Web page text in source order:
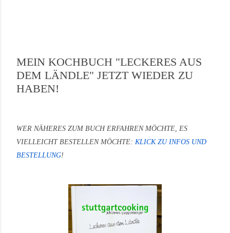
MEIN KOCHBUCH "LECKERES AUS
DEM LÄNDLE" JETZT WIEDER ZU
HABEN!
WER NÄHERES ZUM BUCH ERFAHREN MÖCHTE, ES
VIELLEICHT BESTELLEN MÖCHTE: KLICK ZU INFOS UND
BESTELLUNG!